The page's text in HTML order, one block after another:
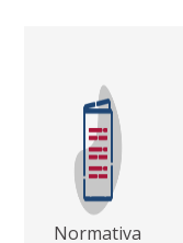
Normativa